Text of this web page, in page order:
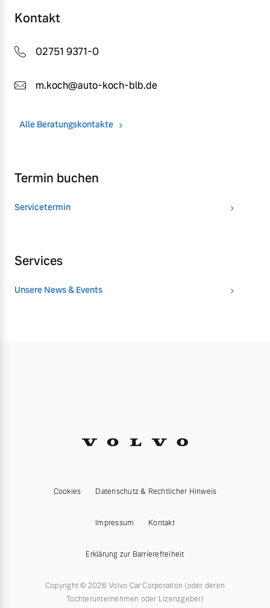
Kontakt
02751 9371-0
m.koch@auto-koch-blb.de
Alle Beratungskontakte
Termin buchen
Servicetermin
Services
Unsere News & Events
Cookies Datenschutz & Rechtlicher Hinweis
Impressum Kontakt
Erklärung zur Barrierefreiheit
Copyright © 2026 Volvo Car Corporation (oder deren
Tochterunternehmen oder Lizenzgeber)